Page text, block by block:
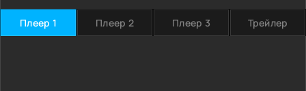
Плеер 1 Плеер 2 Плеер 3 Трейлер